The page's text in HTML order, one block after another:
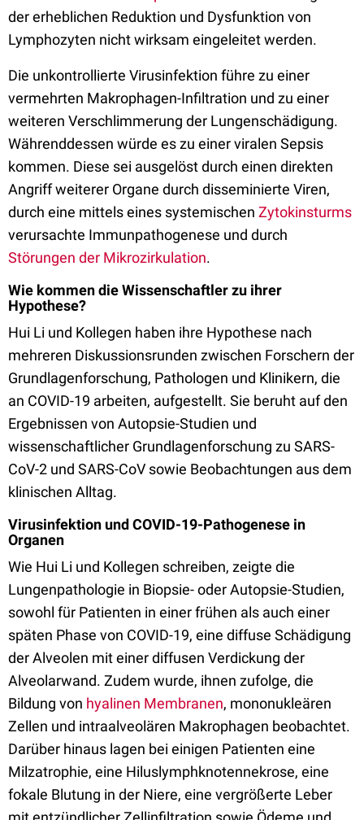
der erheblichen Reduktion und Dysfunktion von
Lymphozyten nicht wirksam eingeleitet werden.
Die unkontrollierte Virusinfektion führe zu einer
vermehrten Makrophagen-Infiltration und zu einer
weiteren Verschlimmerung der Lungenschädigung.
Währenddessen würde es zu einer viralen Sepsis
kommen. Diese sei ausgelöst durch einen direkten
Angriff weiterer Organe durch disseminierte Viren,
durch eine mittels eines systemischen Zytokinsturms
verursachte Immunpathogenese und durch
Störungen der Mikrozirkulation.
Wie kommen die Wissenschaftler zu ihrer
Hypothese?
Hui Li und Kollegen haben ihre Hypothese nach
mehreren Diskussionsrunden zwischen Forschern der
Grundlagenforschung, Pathologen und Klinikern, die
an COVID-19 arbeiten, aufgestellt. Sie beruht auf den
Ergebnissen von Autopsie-Studien und
wissenschaftlicher Grundlagenforschung zu SARS-
CoV-2 und SARS-CoV sowie Beobachtungen aus dem
klinischen Alltag.
Virusinfektion und COVID-19-Pathogenese in
Organen
Wie Hui Li und Kollegen schreiben, zeigte die
Lungenpathologie in Biopsie- oder Autopsie-Studien,
sowohl für Patienten in einer frühen als auch einer
späten Phase von COVID-19, eine diffuse Schädigung
der Alveolen mit einer diffusen Verdickung der
Alveolarwand. Zudem wurde, ihnen zufolge, die
Bildung von hyalinen Membranen, mononukleären
Zellen und intraalveolären Makrophagen beobachtet.
Darüber hinaus lagen bei einigen Patienten eine
Milzatrophie, eine Hiluslymphknotennekrose, eine
fokale Blutung in der Niere, eine vergrößerte Leber